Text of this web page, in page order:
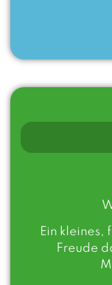
Ein kleines,
Freude